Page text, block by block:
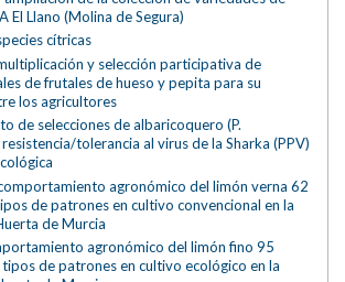
El Llano (Molina de Segura)
cítricas
y selección participativa de
de frutales de hueso y pepita para su
los agricultores
de selecciones de albaricoquero (P.
tolerancia al virus de la Sharka (PPV)
agronómico del limón verna 62
de patrones en cultivo convencional en la
de Murcia
agronómico del limón fino 95
de patrones en cultivo ecológico en la